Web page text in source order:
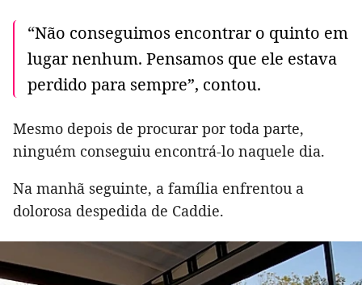
“Não conseguimos encontrar o quinto em
lugar nenhum. Pensamos que ele estava
perdido para sempre”, contou.
Mesmo depois de procurar por toda parte,
ninguém conseguiu encontrá-lo naquele dia.
Na manhã seguinte, a família enfrentou a
dolorosa despedida de Caddie.